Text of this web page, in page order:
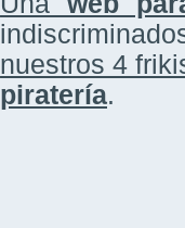
nuestros 4
piratería.